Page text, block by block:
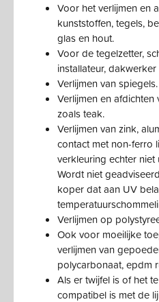
Voor het verlijmen en
kunststoffen, tegels,
glas en hout.
Voor de tegelzetter,
installateur,
Verlijmen van spiegels.
Verlijmen en
zoals teak.
Verlijmen van zink,
contact met non-ferro
verkleuring echter
Wordt niet
koper dat aan UV
Verlijmen op
Ook voor moeilijke
verlijmen van
polycarbonaat, epdm
Als er twijfel is of het
compatibel is met de